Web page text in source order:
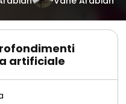
artificiale